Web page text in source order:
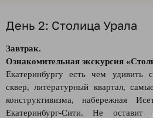
День 2: Столица Урала
Завтрак.
Ознакомительная экскурсия
Екатеринбургу есть чем удивить
сквер, литературный квартал,
конструктивизма, набережная
Екатеринбург-Сити. Не оставит